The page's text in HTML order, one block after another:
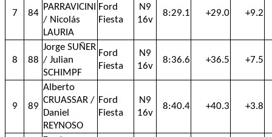
7 84
PARRAVICINI
/ Nicolás
LAURIA
Ford
Fiesta
N9
16v
8:29.1 +29.0 +9.2
8 88
Jorge SUÑER
/ Julian
SCHIMPF
Ford
Fiesta
N9
16v
8:36.6 +36.5 +7.5
9 89
Alberto
CRUASSAR /
Daniel
REYNOSO
Ford
Fiesta
N9
16v
8:40.4 +40.3 +3.8